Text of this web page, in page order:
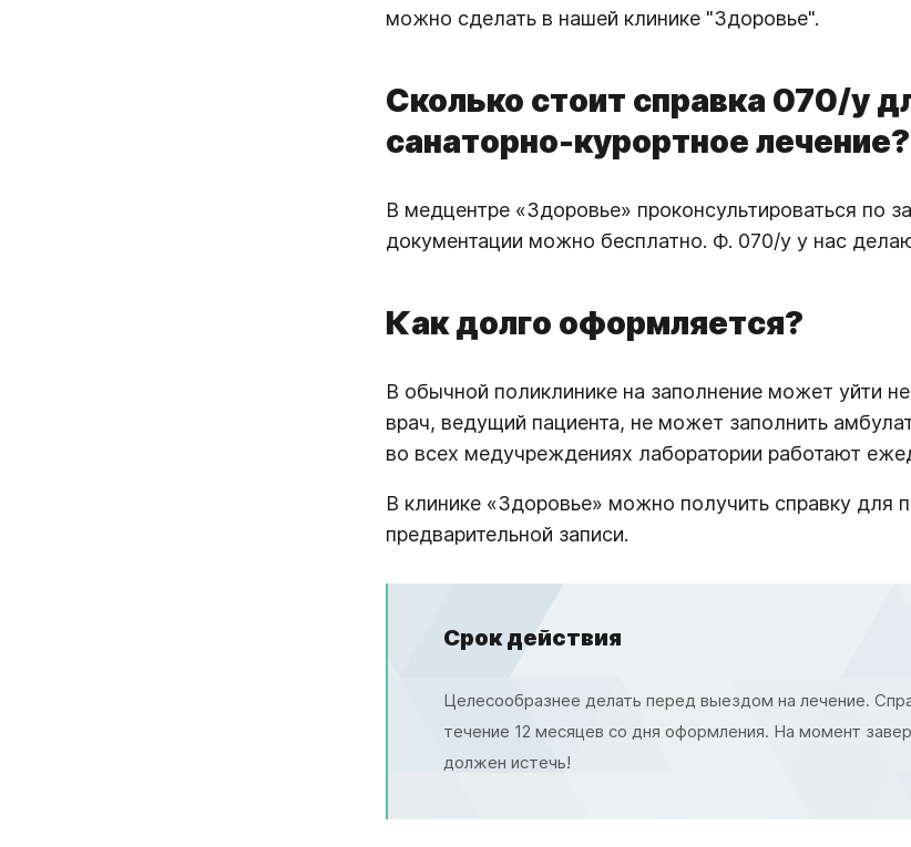
можно сделать в нашей клинике "Здоровье".
Сколько стоит справка 070/у
санаторно-курортное лечение?
В медцентре «Здоровье» проконсультироваться
документации можно бесплатно. Ф. 070/у у нас
Как долго оформляется?
В обычной поликлинике на заполнение может уйти
врач, ведущий пациента, не может заполнить
во всех медучреждениях лаборатории работают
В клинике «Здоровье» можно получить справку для
предварительной записи.
Срок действия
Целесообразнее делать перед выездом на лечение.
течение 12 месяцев со дня оформления. На момент
должен истечь!